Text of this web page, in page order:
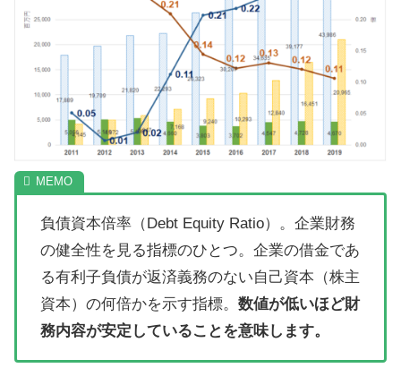
負債資本倍率（Debt Equity Ratio）。企業財務
の健全性を見る指標のひとつ。企業の借金であ
る有利子負債が返済義務のない自己資本（株主
資本）の何倍かを示す指標。 数値が低いほど財
務内容が安定していることを意味します。